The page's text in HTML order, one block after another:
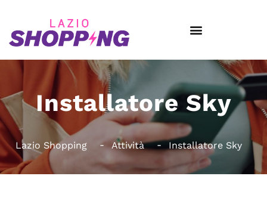
Installatore Sky
Lazio Shopping Attività Installatore Sky